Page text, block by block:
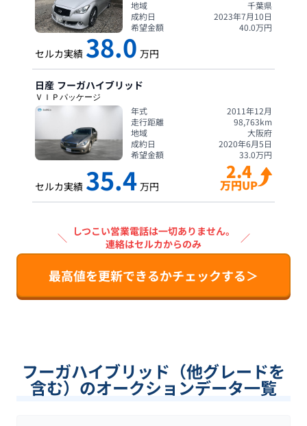
地域
千葉県
成約日
2023年7月10日
希望金額
40.0万円
セルカ実績 38.0 万円
日産 フーガハイブリッド
ＶＩＰパッケージ
年式
2011年12月
走行距離
98,763km
地域
大阪府
成約日
2020年6月5日
希望金額
33.0万円
セルカ実績 35.4 万円
2.4
万円UP
＼ しつこい営業電話は一切ありません。
連絡はセルカからのみ
／
最高値を更新できるかチェックする＞
フーガハイブリッド（他グレードを
含む）のオークションデータ一覧